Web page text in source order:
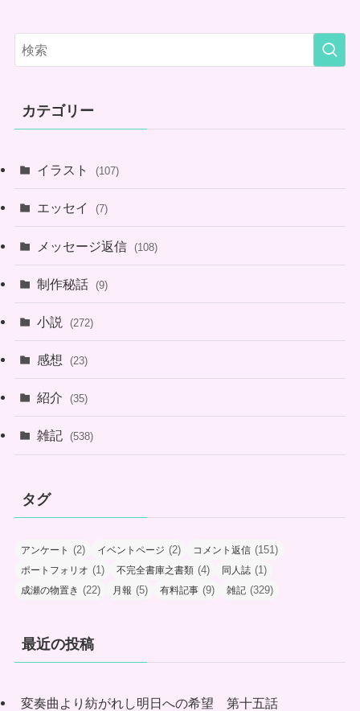
カテゴリー
イラスト (107)
エッセイ (7)
メッセージ返信 (108)
制作秘話 (9)
小説 (272)
感想 (23)
紹介 (35)
雑記 (538)
タグ
アンケート (2) イベントページ (2) コメント返信 (151)
ポートフォリオ (1) 不完全書庫之書類 (4) 同人誌 (1)
成瀬の物置き (22) 月報 (5) 有料記事 (9) 雑記 (329)
最近の投稿
変奏曲より紡がれし明日への希望 第十五話